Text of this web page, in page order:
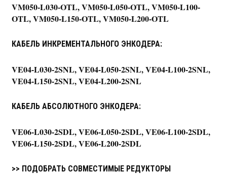
VM050-L030-OTL, VM050-L050-OTL, VM050-L100-
OTL, VM050-L150-OTL, VM050-L200-OTL
КАБЕЛЬ ИНКРЕМЕНТАЛЬНОГО ЭНКОДЕРА:
VE04-L030-2SNL, VE04-L050-2SNL, VE04-L100-2SNL,
VE04-L150-2SNL, VE04-L200-2SNL
КАБЕЛЬ АБСОЛЮТНОГО ЭНКОДЕРА:
VE06-L030-2SDL, VE06-L050-2SDL, VE06-L100-2SDL,
VE06-L150-2SDL, VE06-L200-2SDL
>> ПОДОБРАТЬ СОВМЕСТИМЫЕ РЕДУКТОРЫ